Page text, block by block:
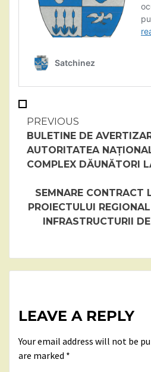
Continue
Reading
PREVIOUS
BULETINE DE
AUTORITATEA
COMPLEX DĂUNĂTORI
SEMNARE CONTRACT
PROIECTULUI
INFRASTRUCTURII
LEAVE A REPLY
Your email address will not be
are marked *